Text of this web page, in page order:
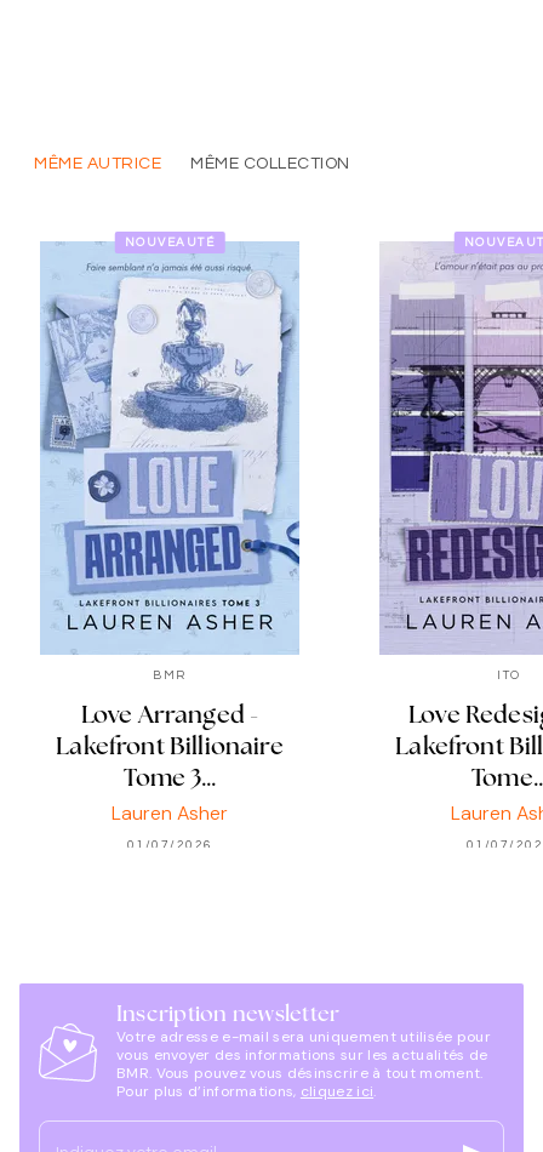
MÊME AUTRICE MÊME COLLECTION
NOUVEAUTÉ
BMR
Love Arranged -
Lakefront Billionaire
Tome 3…
Lauren Asher
01/07/2026
ITO
Love
Lakefront
Lauren
01/07/
Inscription newsletter
Votre adresse e-mail sera uniquement utilisée pour
vous envoyer des informations sur les actualités de
BMR. Vous pouvez vous désinscrire à tout moment.
Pour plus d’informations, cliquez ici.